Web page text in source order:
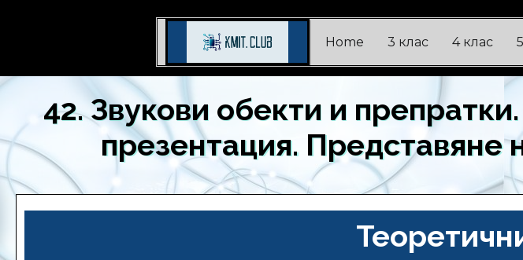
Home 3 клас 4 клас
42. Звукови обекти и
презентация.